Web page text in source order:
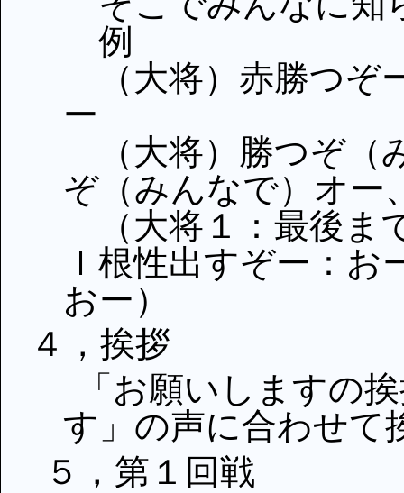
例
（大将）赤勝つぞ
ー
（大将）勝つぞ（
ぞ（みんなで）オー
（大将１：最後ま
ｌ根性出すぞー：
おー）
４，挨拶
「お願いしますの
す」の声に合わせて
５，第１回戦